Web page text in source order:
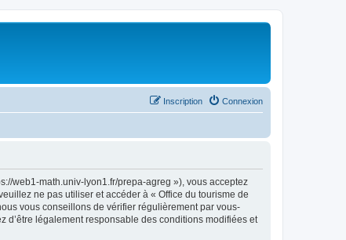
Connexion
Inscription
web1-math.univ-lyon1.fr/prepa-agreg »), vous acceptez
ne pas utiliser et accéder à « Office du tourisme de
vous conseillons de vérifier régulièrement par vous-
d’être légalement responsable des conditions modifiées et